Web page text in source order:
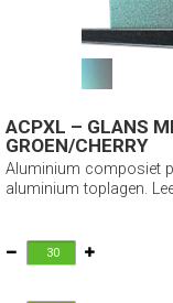
ACPXL – GLANS
GROEN/CHERRY
Aluminium composiet
aluminium toplagen.